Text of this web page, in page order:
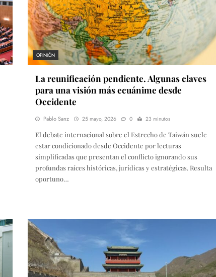
OPINIÓN
La reunificación pendiente. Algunas claves
para una visión más ecuánime desde
Occidente
Pablo Sanz 25 mayo, 2026 0 23 minutos
El debate internacional sobre el Estrecho de Taiwán suele
estar condicionado desde Occidente por lecturas
simplificadas que presentan el conflicto ignorando sus
profundas raíces históricas, jurídicas y estratégicas. Resulta
oportuno…